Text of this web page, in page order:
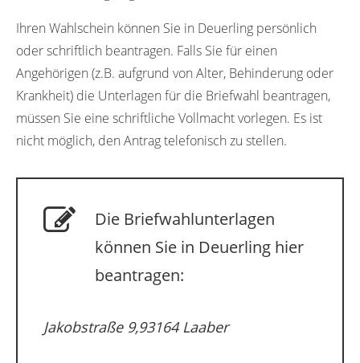
Ihren Wahlschein können Sie in Deuerling persönlich
oder schriftlich beantragen. Falls Sie für einen
Angehörigen (z.B. aufgrund von Alter, Behinderung oder
Krankheit) die Unterlagen für die Briefwahl beantragen,
müssen Sie eine schriftliche Vollmacht vorlegen. Es ist
nicht möglich, den Antrag telefonisch zu stellen.
Die Briefwahlunterlagen
können Sie in Deuerling hier
beantragen:
Jakobstraße 9,93164 Laaber